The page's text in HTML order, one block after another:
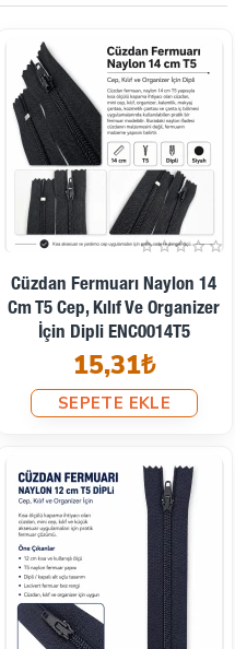
Cüzdan Fermuarı Naylon 14
Cm T5 Cep, Kılıf Ve Organizer
İçin Dipli ENC0014T5
15,31₺
SEPETE EKLE